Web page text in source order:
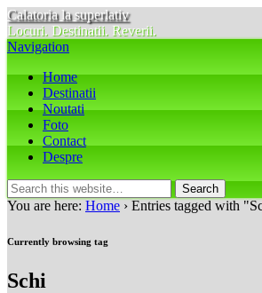
Calatoria la superlativ
Locuri. Destinatii. Reverii.
Navigation
Home
Destinatii
Noutati
Foto
Contact
Despre
You are here: Home › Entries tagged with
Currently browsing tag
Schi